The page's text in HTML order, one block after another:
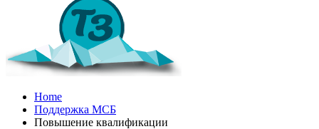
Home
Поддержка МСБ
Повышение квалификации